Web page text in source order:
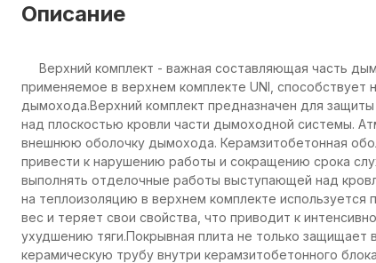
Описание
Верхний комплект - важная составляющая часть
применяемое в верхнем комплекте UNI,
дымохода.Верхний комплект предназначен для
над плоскостью кровли части дымоходной системы.
внешнюю оболочку дымохода. Керамзитобетонная
привести к нарушению работы и сокращению срока
выполнять отделочные работы выступающей над
на теплоизоляцию в верхнем комплекте используется
вес и теряет свои свойства, что приводит к
ухудшению тяги.Покрывная плита не только защищает
керамическую трубу внутри керамзитобетонного